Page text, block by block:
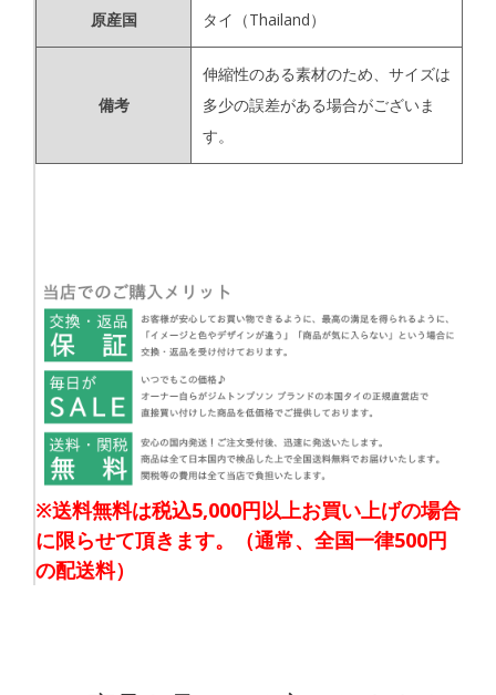
原産国 タイ（Thailand）
備考
伸縮性のある素材のため、サイズは
多少の誤差がある場合がございま
す。
※送料無料は税込5,000円以上お買い上げの場合
に限らせて頂きます。（通常、全国一律500円
の配送料）